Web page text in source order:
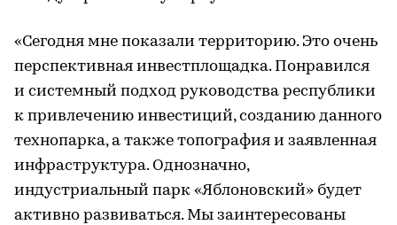
«Сегодня мне показали территорию. Это очень
перспективная инвестплощадка. Понравился
и системный подход руководства республики
к привлечению инвестиций, созданию данного
технопарка, а также топография и заявленная
инфраструктура. Однозначно,
индустриальный парк «Яблоновский» будет
активно развиваться. Мы заинтересованы